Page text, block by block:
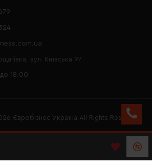
вул. Київська 97
18.00
Євробізнес Україна All Rights Reserved